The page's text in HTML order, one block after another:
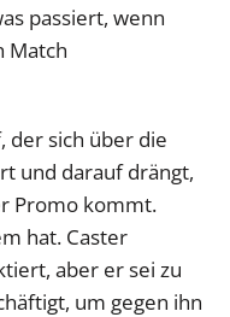
passiert, wenn
Match
der sich über die
und darauf drängt,
Promo kommt.
hat. Caster
aber er sei zu
um gegen ihn